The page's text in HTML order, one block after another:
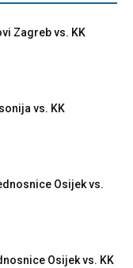
Zagreb vs. KK
vs. KK
Osijek vs.
Osijek vs. KK